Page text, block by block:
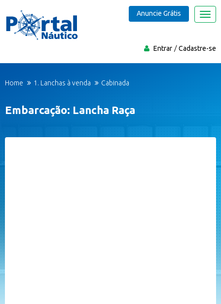
Entrar Cadastre-se
Anuncie Grátis
Home 1. Lanchas à venda Cabinada
Embarcação: Lancha Raça